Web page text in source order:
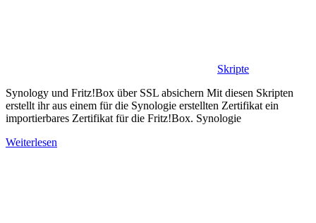
Skripte
Synology und Fritz!Box über SSL absichern Mit diesen Skripten
erstellt ihr aus einem für die Synologie erstellten Zertifikat ein
importierbares Zertifikat für die Fritz!Box. Synologie
Weiterlesen